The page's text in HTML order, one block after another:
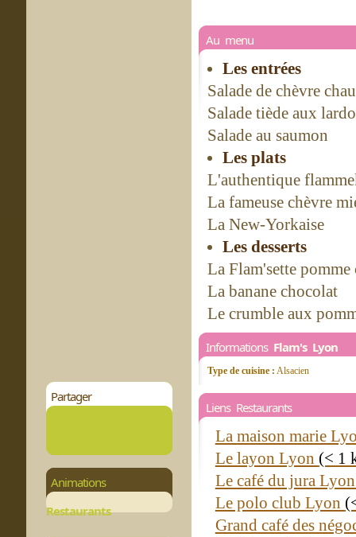
Partager
Animations
Restaurants
Au menu
Les entrées
Salade de chèvre
Salade tiède aux
Salade au saumon
Les plats
L'authentique
La fameuse chèvre
La New-Yorkaise
Les desserts
La Flam'sette pomme
La banane chocolat
Le crumble aux
Informations Flam's Lyon
Type de cuisine : Alsacien
Liens Restaurants
La maison marie
Le layon Lyon (< 1
Le café du jura
Le polo club Lyon
Grand café des